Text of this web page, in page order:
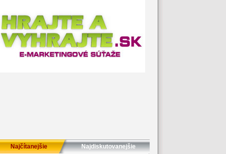
Najčítanejšie
Najdiskutovanejšie